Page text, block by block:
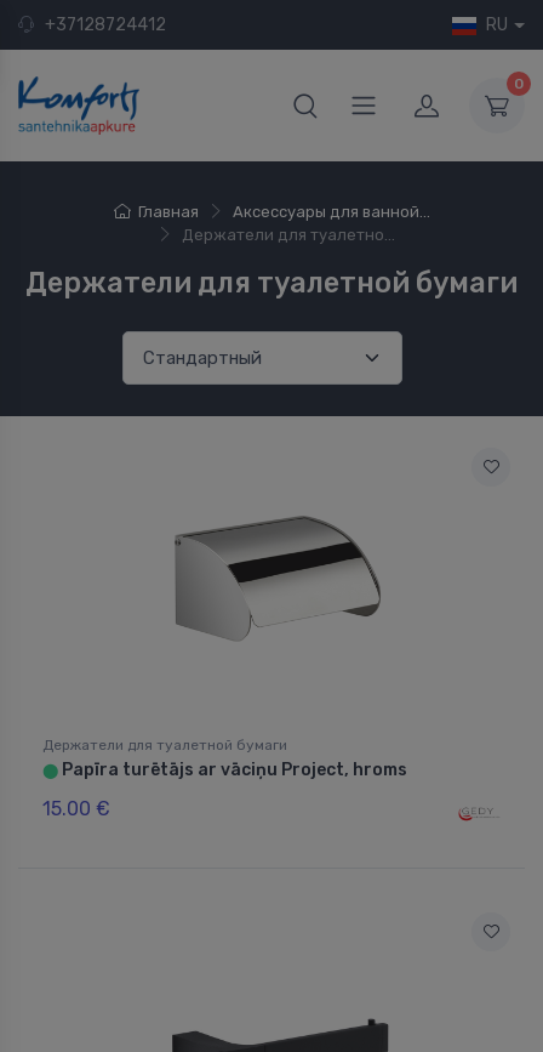
+37128724412 RU
0
Главная
Аксессуары для ванной...
Держатели для туалетно...
Держатели для туалетной бумаги
Держатели для туалетной бумаги
⬤ Papīra turētājs ar vāciņu Project, hroms
15.00 €